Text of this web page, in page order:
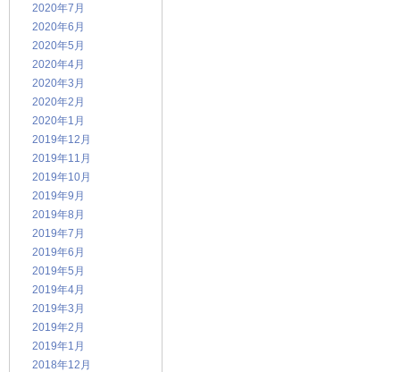
2020年7月
2020年6月
2020年5月
2020年4月
2020年3月
2020年2月
2020年1月
2019年12月
2019年11月
2019年10月
2019年9月
2019年8月
2019年7月
2019年6月
2019年5月
2019年4月
2019年3月
2019年2月
2019年1月
2018年12月